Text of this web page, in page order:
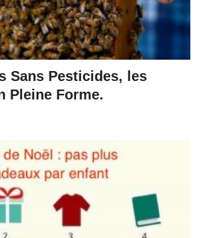
Sans Pesticides, les
Pleine Forme.